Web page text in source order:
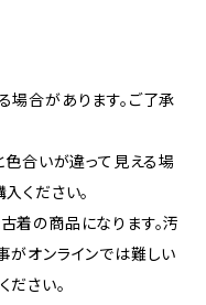
合があります。ご了承
合いが違って見える場
ください。
着の商品になります。汚
がオンラインでは難しい
さい。